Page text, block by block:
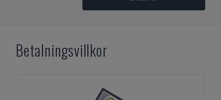
Betalningsvillkor